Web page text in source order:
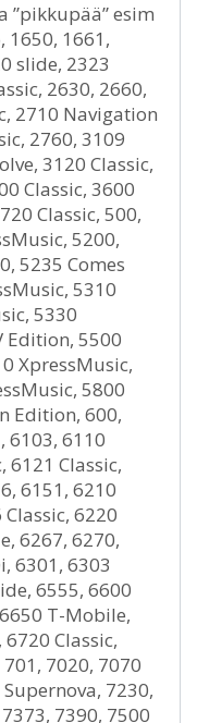
esim
1650, 1661,
slide, 2323
2630, 2660,
2710 Navigation
2760, 3109
3120 Classic,
Classic, 3600
Classic, 500,
5200,
5235 Comes
5310
5330
Edition, 5500
XpressMusic,
5800
Edition, 600,
6103, 6110
6121 Classic,
6151, 6210
6220
6267, 6270,
6301, 6303
6555, 6600
T-Mobile,
Classic,
7020, 7070
7230,
7390, 7500